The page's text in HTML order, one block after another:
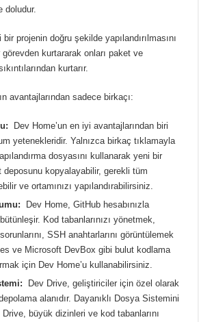
doludur.
projenin doğru şekilde yapılandırılmasını
görevden kurtararak onları paket ve
kurtarır.
avantajlarından sadece birkaçı:
Dev Home’un en iyi avantajlarından biri
yetenekleridir.Yalnızca birkaç tıklamayla
dosyasını kullanarak yeni bir
deposunu kopyalayabilir, gerekli tüm
ve ortamınızı yapılandırabilirsiniz.
Dev Home, GitHub hesabınızla
Kod tabanlarınızı yönetmek,
SSH anahtarlarını görüntülemek
ve Microsoft DevBox gibi bulut kodlama
için Dev Home’u kullanabilirsiniz.
Dev Drive, geliştiriciler için özel olarak
alanıdır. Dayanıklı Dosya Sistemini
büyük dizinleri ve kod tabanlarını